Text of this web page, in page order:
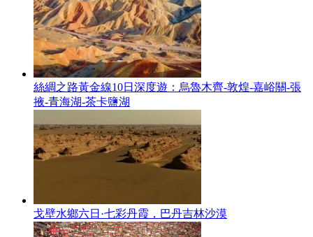
絲綢之路黃金線10日深度遊：烏魯木齊-敦煌-嘉峪關-張
掖-青海湖-茶卡鹽湖
戈壁水鄉六日·七彩丹霞，巴丹吉林沙漠